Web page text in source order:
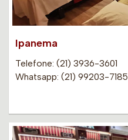
Ipanema
Telefone: (21) 3936-3601
Whatsapp: (21) 99203-7185